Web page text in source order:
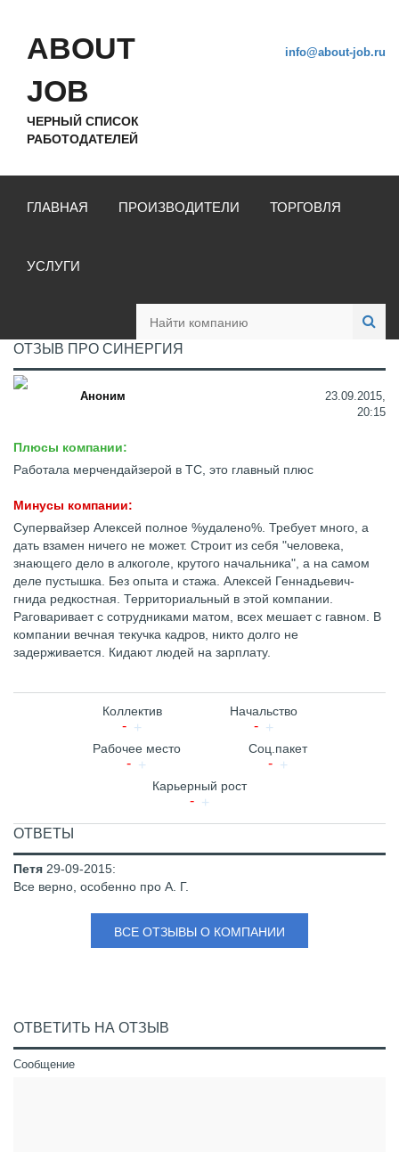
ABOUT
JOB
ЧЕРНЫЙ СПИСОК
РАБОТОДАТЕЛЕЙ
info@about-job.ru
ГЛАВНАЯ ПРОИЗВОДИТЕЛИ ТОРГОВЛЯ
УСЛУГИ
ОТЗЫВ ПРО СИНЕРГИЯ
Аноним
23.09.2015,
20:15
Плюсы компании:
Работала мерчендайзерой в ТС, это главный плюс
Минусы компании:
Супервайзер Алексей полное %удалено%. Требует много, а
дать взамен ничего не может. Строит из себя "человека,
знающего дело в алкоголе, крутого начальника", а на самом
деле пустышка. Без опыта и стажа. Алексей Геннадьевич-
гнида редкостная. Территориальный в этой компании.
Раговаривает с сотрудниками матом, всех мешает с гавном. В
компании вечная текучка кадров, никто долго не
задерживается. Кидают людей на зарплату.
Коллектив Начальство
Рабочее место Соц.пакет
Карьерный рост
ОТВЕТЫ
Петя 29-09-2015:
Все верно, особенно про А. Г.
ВСЕ ОТЗЫВЫ О КОМПАНИИ
ОТВЕТИТЬ НА ОТЗЫВ
Сообщение